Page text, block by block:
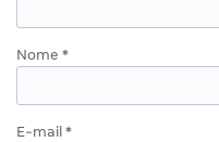
Nome *
E-mail *